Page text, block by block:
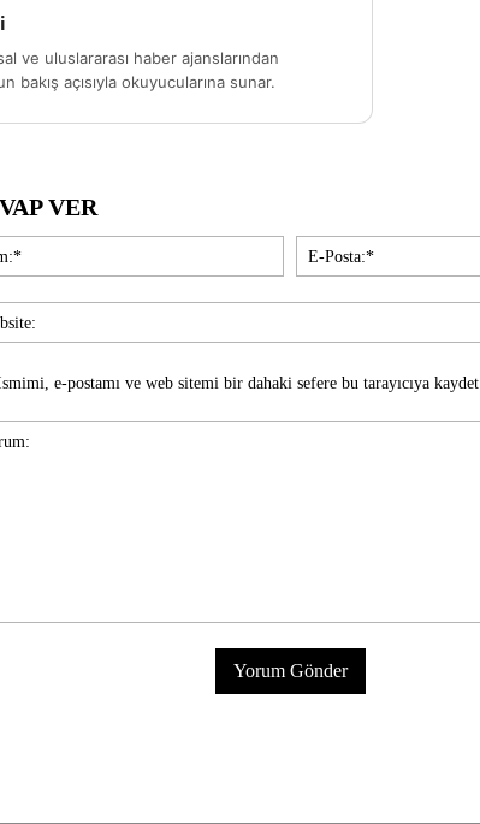
ve uluslararası haber ajanslarından
açısıyla okuyucularına sunar.
VER
İsim:*
e-postamı ve web sitemi bir dahaki sefere bu tarayıcıya kaydet.